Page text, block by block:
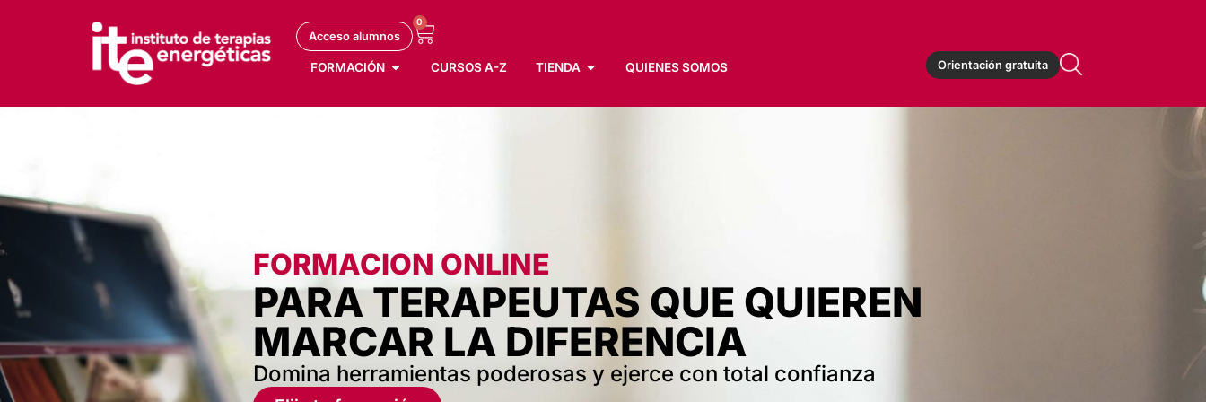
Acceso alumnos
0
FORMACIÓN CURSOS A-Z TIENDA QUIENES SOMOS Orientación gratuita
FORMACION ONLINE
PARA TERAPEUTAS QUE QUIEREN
MARCAR LA DIFERENCIA
Domina herramientas poderosas y ejerce con total confianza